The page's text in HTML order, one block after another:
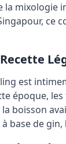
la mixologie
ce
est
époque,
boisson
base de